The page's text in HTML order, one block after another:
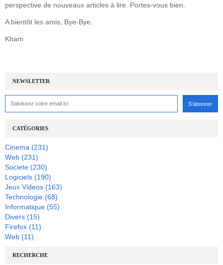
NEWSLETTER
RECHERCHE
CATÉGORIES
Cinema (231)
Web (231)
Societe (230)
Logiciels (190)
Jeux Videos (163)
Technologie (68)
Informatique (55)
Divers (15)
Firefox (11)
Web (11)
perspective de nouveaux articles à lire. Portes-vous bien.
A bientôt les amis, Bye-Bye.
Kham